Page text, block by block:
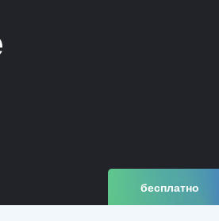
бесплатно